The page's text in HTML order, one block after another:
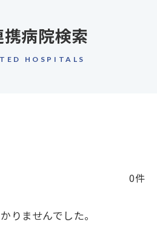
病院検索
HOSPITALS
0件
りませんでした。